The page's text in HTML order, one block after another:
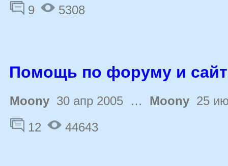
9
5308
Помощь по форуму и
Moony 30 апр 2005 … Moony 25
12
44643